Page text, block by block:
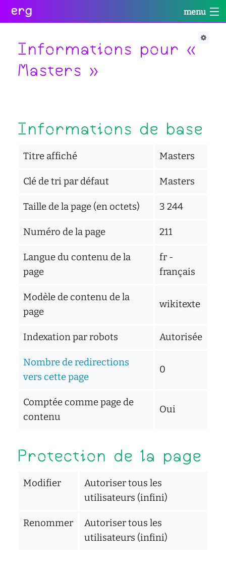
erg menu
Retour
Infos
administratives
international
actualités
Retour
Soutien
aide
réussite
inclusif
accessibilité
d'écoute
social
tutorat
Retour
services
numériques
satellites
Rechercher
Se
connecter
Informations pour «
Masters »
Informations de base
Titre affiché Masters
Clé de tri par défaut Masters
Taille de la page (en octets) 3 244
Numéro de la page 211
Langue du contenu de la
page
fr -
français
Modèle de contenu de la
page
wikitexte
Indexation par robots Autorisée
Nombre de redirections
vers cette page
0
Comptée comme page de
contenu
Oui
Protection de la page
Modifier
Autoriser tous les
utilisateurs (infini)
Renommer
Autoriser tous les
utilisateurs (infini)